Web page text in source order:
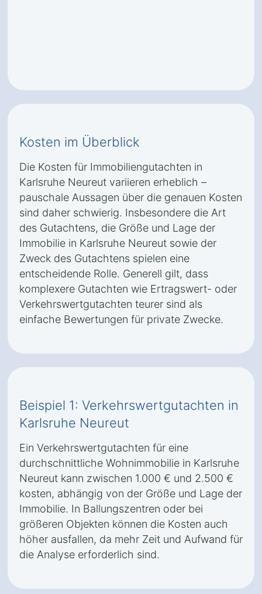
Kosten im Überblick
Die Kosten für Immobiliengutachten in
Karlsruhe Neureut variieren erheblich –
pauschale Aussagen über die genauen Kosten
sind daher schwierig. Insbesondere die Art
des Gutachtens, die Größe und Lage der
Immobilie in Karlsruhe Neureut sowie der
Zweck des Gutachtens spielen eine
entscheidende Rolle. Generell gilt, dass
komplexere Gutachten wie Ertragswert- oder
Verkehrswertgutachten teurer sind als
einfache Bewertungen für private Zwecke.
Beispiel 1: Verkehrswertgutachten in
Karlsruhe Neureut
Ein Verkehrswertgutachten für eine
durchschnittliche Wohnimmobilie in Karlsruhe
Neureut kann zwischen 1.000 € und 2.500 €
kosten, abhängig von der Größe und Lage der
Immobilie. In Ballungszentren oder bei
größeren Objekten können die Kosten auch
höher ausfallen, da mehr Zeit und Aufwand für
die Analyse erforderlich sind.